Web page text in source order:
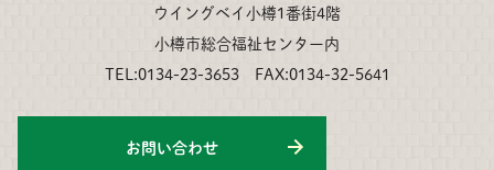
ウイングベイ小樽1番街4階
小樽市総合福祉センター内
TEL:0134-23-3653 FAX:0134-32-5641
お問い合わせ